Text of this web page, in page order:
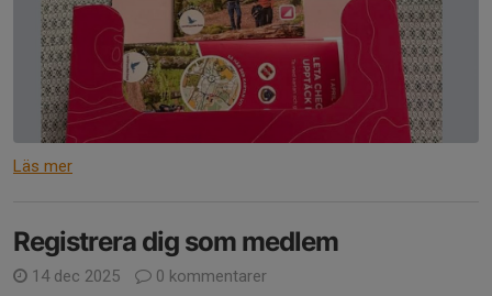
Läs mer
Registrera dig som medlem
14 dec 2025
0 kommentarer